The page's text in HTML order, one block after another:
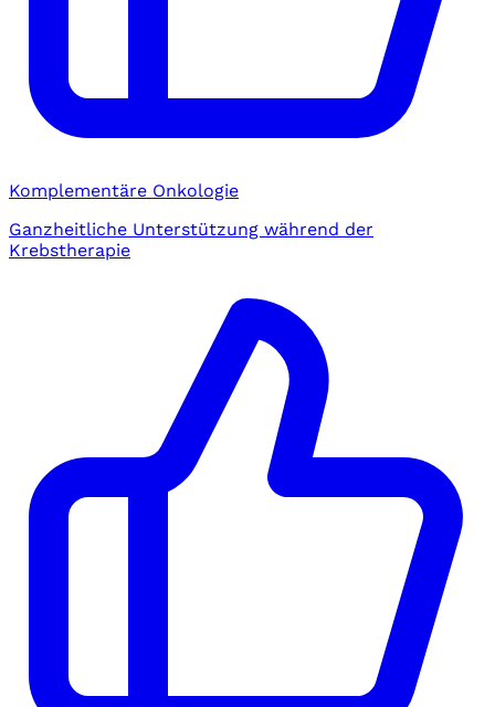
Komplementäre Onkologie
Ganzheitliche Unterstützung während der
Krebstherapie